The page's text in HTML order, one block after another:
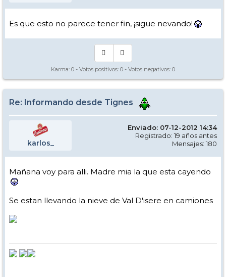
Es que esto no parece tener fin, ¡sigue nevando!
Karma: 0 - Votos positivos: 0 - Votos negativos: 0
Re: Informando desde Tignes
karlos_
Enviado: 07-12-2012 14:34
Registrado: 19 años antes
Mensajes: 180
Mañana voy para alli. Madre mia la que esta cayendo
Se estan llevando la nieve de Val D'isere en camiones